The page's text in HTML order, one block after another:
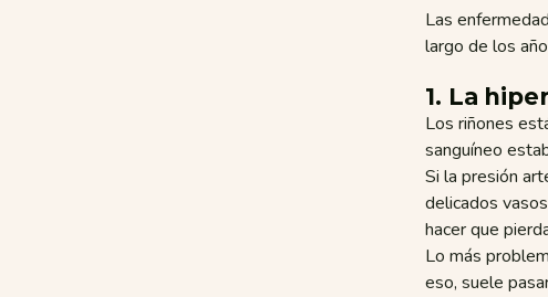
Las
largo de los
1. La
Los riñones
sanguíneo
Si la presión
delicados
hacer que
Lo más
eso, suele